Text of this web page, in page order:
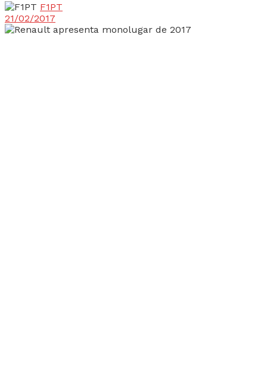
F1PT
21/02/2017